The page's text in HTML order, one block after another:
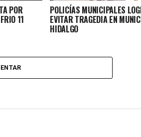
POR
11
POLICÍAS MUNICIPALES
EVITAR TRAGEDIA EN
HIDALGO